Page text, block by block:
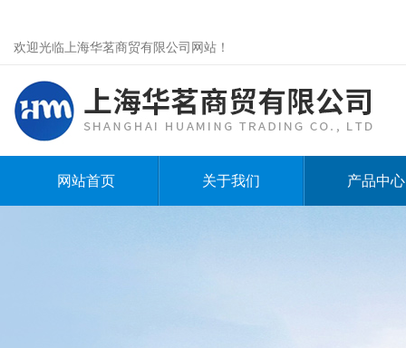
欢迎光临上海华茗商贸有限公司网站！
网站首页 关于我们 产品中心